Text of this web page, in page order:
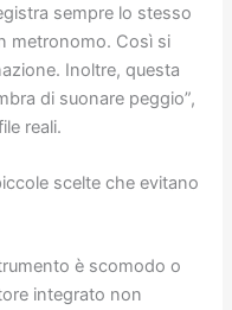
sempre lo stesso
metronomo. Così si
Inoltre, questa
di suonare peggio”,
reali.
scelte che evitano
è scomodo o
integrato non